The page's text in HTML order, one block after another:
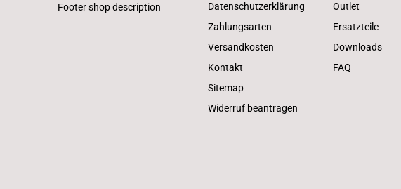
Footer shop description
Datenschutzerklärung
Zahlungsarten
Versandkosten
Kontakt
Sitemap
Widerruf beantragen
Outlet
Ersatzteile
Downloads
FAQ